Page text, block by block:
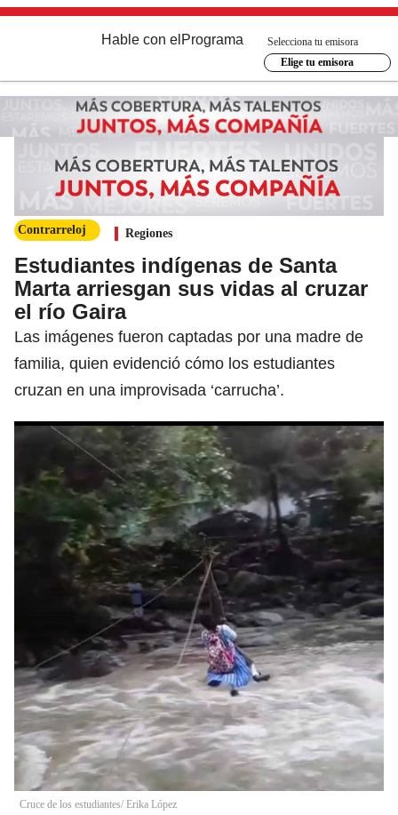
Hable con el Programa
Selecciona tu emisora
Elige tu emisora
Contrarreloj Regiones
Estudiantes indígenas de Santa
Marta arriesgan sus vidas al cruzar
el río Gaira
Las imágenes fueron captadas por una madre de
familia, quien evidenció cómo los estudiantes
cruzan en una improvisada ‘carrucha’.
Cruce de los estudiantes/ Erika López